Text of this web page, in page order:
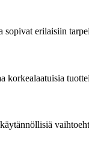
sopivat erilaisiin